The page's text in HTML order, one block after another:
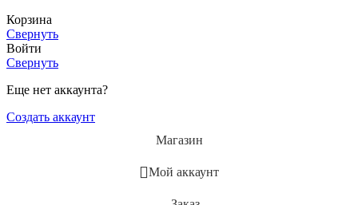
Корзина
Свернуть
Войти
Свернуть
Еще нет аккаунта?
Создать аккаунт
Магазин
Мой аккаунт